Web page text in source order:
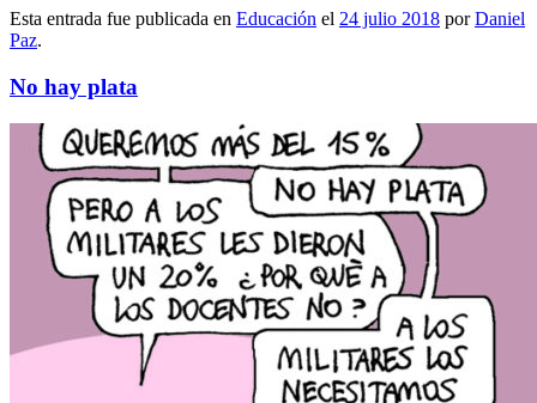
Esta entrada fue publicada en Educación el 24 julio 2018 porDaniel
Paz.
No hay plata